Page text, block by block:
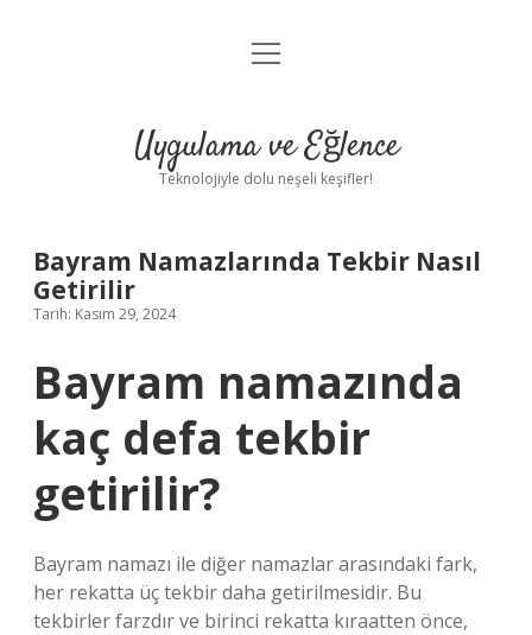
Anasayfa
Yasal Uyarı
menüyü
Uygulama ve Eğlence
Teknolojiyle dolu neşeli keşifler!
Bayram Namazlarında Tekbir Nasıl
Getirilir
Tarih: Kasım 29, 2024
Bayram namazında
kaç defa tekbir
getirilir?
Bayram namazı ile diğer namazlar arasındaki fark,
her rekatta üç tekbir daha getirilmesidir. Bu
tekbirler farzdır ve birinci rekatta kıraatten önce,